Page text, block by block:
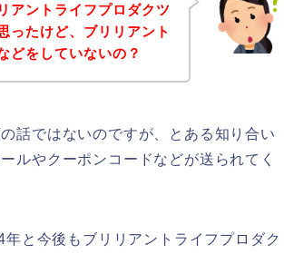
アントライフプロダクツ
ったけど、ブリリアント
どをしていないの？
話ではないのですが、とある知り合い
ルやクーポンコードなどが送られてく
と今後もブリリアントライフプロダク